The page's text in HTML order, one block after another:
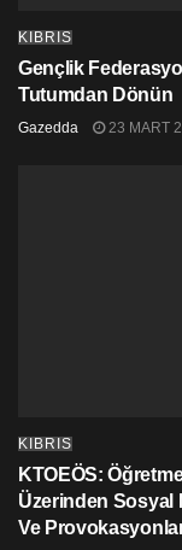
KIBRIS
Gençlik
Tutumdan Dönün
Gazedda 23 MART
KIBRIS
KTOEÖS:
Üzerinden Sosyal
Ve Provokasyonlar